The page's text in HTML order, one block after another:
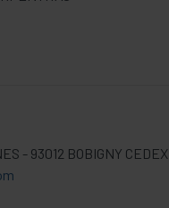
- 93012 BOBIGNY CEDEX